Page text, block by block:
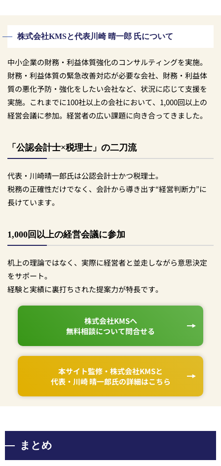
株式会社KMSと代表川崎 晴一郎 氏について
中小企業の財務・利益体質強化のコンサルティングを実施。
財務・利益体質の緊急改善対応が必要な会社、財務・利益体
質の悪化予防・強化をしたい会社など、状況に応じて支援を
実施。これまでに100社以上の会社において、1,000回以上の
経営会議に参加。経営者の広い課題に向き合ってきました。
「公認会計士×税理士」の二刀流
代表・川崎晴一郎氏は公認会計士かつ税理士。
税務の正確性だけでなく、会計から導き出す“経営判断力”に
長けています。
1,000回以上の経営会議に参加
机上の理論ではなく、実際に経営者と並走しながら意思決定
をサポート。
経験と実績に裏打ちされた提案力が特長です。
株式会社KMSへ
無料相談について問合せる
本サイト監修・株式会社KMSと
代表・川崎 晴一郎氏の詳細はこちら
まとめ